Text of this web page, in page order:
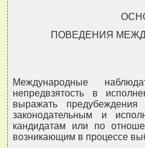
ПОВЕДЕНИЯ
Международные
непредвзятость в
выражать
законодательным и
кандидатам или по
возникающим в процессе